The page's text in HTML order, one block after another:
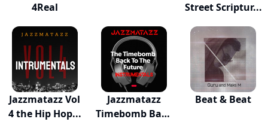
4Real
Street Scriptur...
Jazzmatazz Vol
4 the Hip Hop...
Jazzmatazz
Timebomb Back
Beat & Beat